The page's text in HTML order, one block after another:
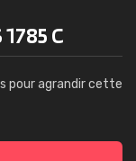
C
pour agrandir cette